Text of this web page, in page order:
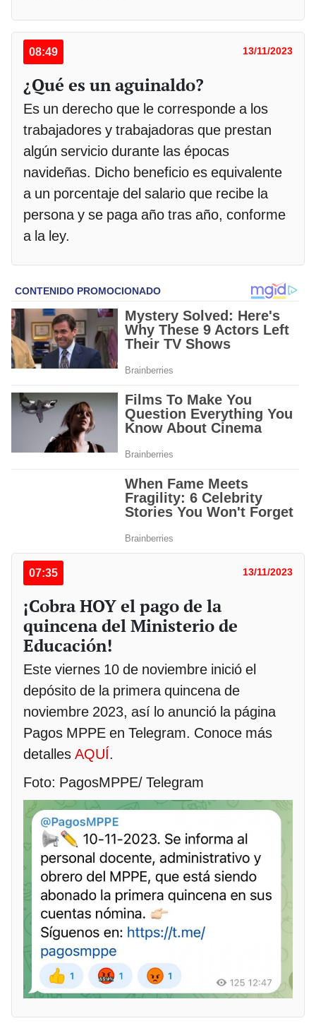
08:49 13/11/2023
¿Qué es un aguinaldo?
Es un derecho que le corresponde a los
trabajadores y trabajadoras que prestan
algún servicio durante las épocas
navideñas. Dicho beneficio es equivalente
a un porcentaje del salario que recibe la
persona y se paga año tras año, conforme
a la ley.
07:35 13/11/2023
¡Cobra HOY el pago de la
quincena del Ministerio de
Educación!
Este viernes 10 de noviembre inició el
depósito de la primera quincena de
noviembre 2023, así lo anunció la página
Pagos MPPE en Telegram. Conoce más
detalles AQUÍ.
Foto: PagosMPPE/ Telegram